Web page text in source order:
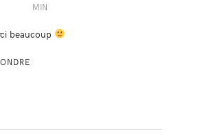
MIN
beaucoup